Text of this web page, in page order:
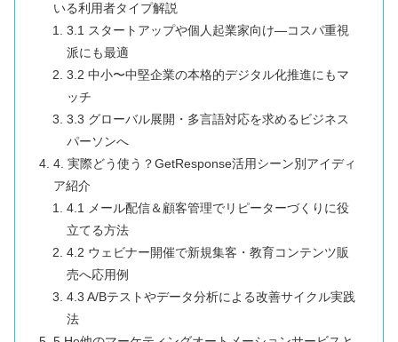
いる利用者タイプ解説
3.1 スタートアップや個人起業家向け―コスパ重視
派にも最適
3.2 中小〜中堅企業の本格的デジタル化推進にもマ
ッチ
3.3 グローバル展開・多言語対応を求めるビジネス
パーソンへ
4. 実際どう使う？GetResponse活用シーン別アイディ
ア紹介
4.1 メール配信＆顧客管理でリピーターづくりに役
立てる方法
4.2 ウェビナー開催で新規集客・教育コンテンツ販
売へ応用例
4.3 A/Bテストやデータ分析による改善サイクル実践
法